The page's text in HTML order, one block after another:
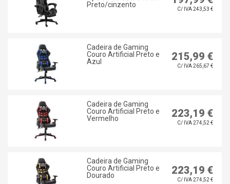
Preto/cinzento
C/ IVA 243,53 €
Cadeira de Gaming
Couro Artificial Preto e
Azul
215,99 €
C/ IVA 265,67 €
Cadeira de Gaming
Couro Artificial Preto e
Vermelho
223,19 €
C/ IVA 274,52 €
Cadeira de Gaming
Couro Artificial Preto e
Dourado
223,19 €
C/ IVA 274,52 €